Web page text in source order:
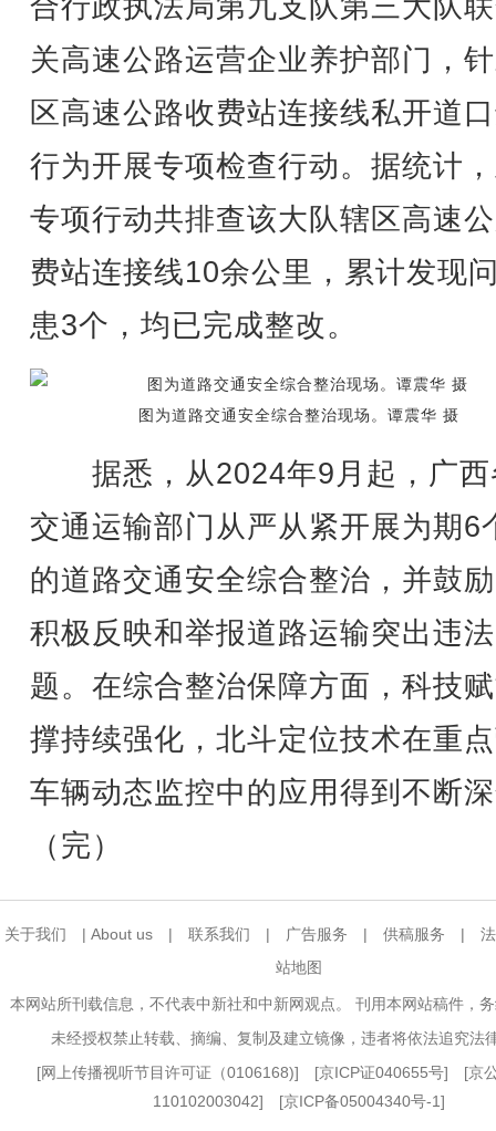
合行政执法局第九支队第三大队
关高速公路运营企业养护部门，
区高速公路收费站连接线私开道
行为开展专项检查行动。据统计
专项行动共排查该大队辖区高速
费站连接线10余公里，累计发现
患3个，均已完成整改。
图为道路交通安全综合整治现场。谭震华 摄
据悉，从2024年9月起，广西
交通运输部门从严从紧开展为期6
的道路交通安全综合整治，并鼓
积极反映和举报道路运输突出违
题。在综合整治保障方面，科技
撑持续强化，北斗定位技术在重
车辆动态监控中的应用得到不断
（完）
关于我们 | About us | 联系我们 | 广告服务 | 供稿服务 |
站地图
本网站所刊载信息，不代表中新社和中新网观点。 刊用本网站稿件，
未经授权禁止转载、摘编、复制及建立镜像，违者将依法追究法
[网上传播视听节目许可证（0106168)] [京ICP证040655号] [京
110102003042] [京ICP备05004340号-1]